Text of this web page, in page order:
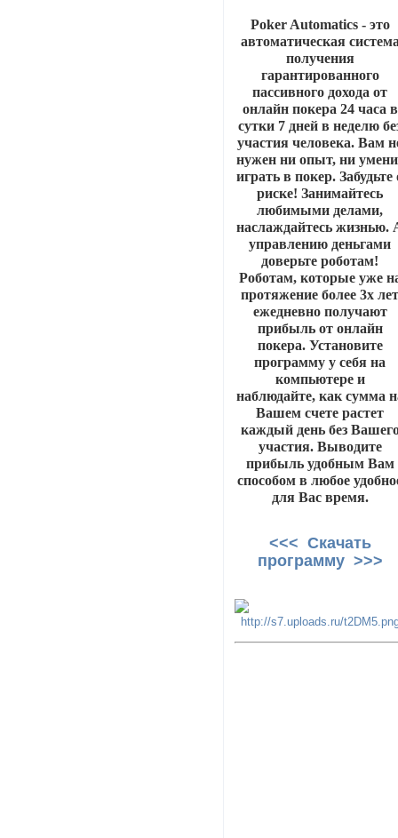
Poker Automatics - это
автоматическая
получения
гарантированного
пассивного дохода от
онлайн покера 24 часа в
сутки 7 дней в неделю
участия человека. Вам
нужен ни опыт, ни
играть в покер. Забудьте
риске! Занимайтесь
любимыми делами,
наслаждайтесь жизнью.
управлению деньгами
доверьте роботам!
Роботам, которые уже
протяжение более 3х
ежедневно получают
прибыль от онлайн
покера. Установите
программу у себя на
компьютере и
наблюдайте, как сумма
Вашем счете растет
каждый день без
участия. Выводите
прибыль удобным Вам
способом в любое
для Вас время.
<<< Скачать
программу >>>